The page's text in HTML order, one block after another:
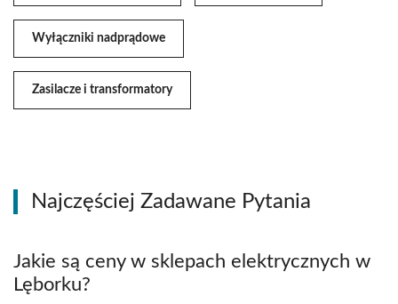
Wyłączniki nadprądowe
Zasilacze i transformatory
Najczęściej Zadawane Pytania
Jakie są ceny w sklepach elektrycznych w
Lęborku?